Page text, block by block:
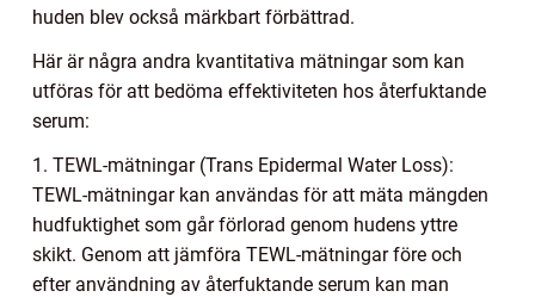
huden blev också märkbart förbättrad.
Här är några andra kvantitativa mätningar som kan
utföras för att bedöma effektiviteten hos återfuktande
serum:
1. TEWL-mätningar (Trans Epidermal Water Loss):
TEWL-mätningar kan användas för att mäta mängden
hudfuktighet som går förlorad genom hudens yttre
skikt. Genom att jämföra TEWL-mätningar före och
efter användning av återfuktande serum kan man